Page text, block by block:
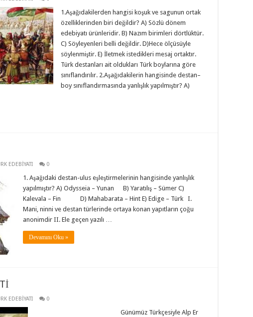
1.Aşağıdakilerden hangisi koşuk ve sagunun ortak
özelliklerinden biri değildir? A) Sözlü dönem
edebiyatı ürünleridir. B) Nazım birimleri dörtlüktür.
C) Söyleyenleri belli değildir. D)Hece ölçüsüyle
söylenmiştir. E) İletmek istedikleri mesaj ortaktır.
Türk destanları ait oldukları Türk boylarına göre
sınıflandırılır. 2.Aşağıdakilerin hangisinde destan–
boy sınıflandırmasında yanlışlık yapılmıştır? A)
EDEBİYATI 0
1. Aşağıdaki destan-ulus eşleştirmelerinin hangisinde yanlışlık
yapılmıştır? A) Odysseia – Yunan B) Yaratılış – Sümer C)
Kalevala – Fin D) Mahabarata – Hint E) Edige – Türk I.
Mani, ninni ve destan türlerinde ortaya konan yapıtların çoğu
anonimdir II. Ele geçen yazılı …
Devamını Oku »
EDEBİYATI 0
Günümüz Türkçesiyle Alp Er